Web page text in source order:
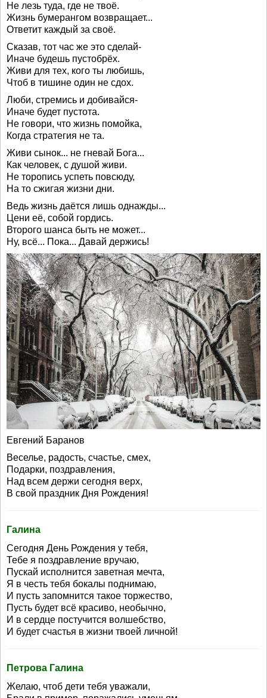
Не лезь туда, где не твоё.
Жизнь бумерангом возвращает...
Ответит каждый за своё.
Сказав, тот час же это сделай-
Иначе будешь пустобрёх.
Живи для тех, кого ты любишь,
Чтоб в тишине один не сдох.
Люби, стремись и добивайся-
Иначе будет пустота.
Не говори, что жизнь помойка,
Когда стратегия не та.
Живи сынок... не гневай Бога...
Как человек, с душой живи.
Не торопись успеть повсюду,
На то сжигая жизни дни.
Ведь жизнь даётся лишь однажды...
Цени её, собой гордись.
Второго шанса быть не может...
Ну, всё... Пока... Давай держись!
Евгений Баранов
Веселье, радость, счастье, смех,
Подарки, поздравления,
Над всем держи сегодня верх,
В свой праздник Дня Рождения!
Галина
Сегодня День Рождения у тебя,
Тебе я поздравление вручаю,
Пускай исполнится заветная мечта,
Я в честь тебя бокалы поднимаю,
И пусть запомнится такое торжество,
Пусть будет всё красиво, необычно,
И в сердце постучится волшебство,
И будет счастья в жизни твоей личной!
Петрова Галина
Желаю, чтоб дети тебя уважали,